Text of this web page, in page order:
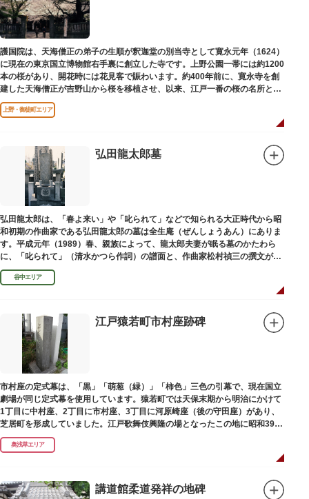
護国院は、天海僧正の弟子の生順が釈迦堂の別当寺として寛永元年（1624）
に現在の東京国立博物館右手裏に創立した寺です。上野公園一帯には約1200
本の桜があり、開花時には花見客で賑わいます。約400年前に、寛永寺を創
建した天海僧正が吉野山から桜を移植させ、以来、江戸一番の桜の名所とし
て今日に及んでいます。
上野・御徒町エリア
弘田龍太郎墓
弘田龍太郎は、「春よ来い」や「叱られて」などで知られる大正時代から昭
和初期の作曲家である弘田龍太郎の墓は全生庵（ぜんしょうあん）にありま
す。平成元年（1989）春、親族によって、龍太郎夫妻が眠る墓のかたわら
に、「叱られて」（清水かつら作詞）の譜面と、作曲家松村禎三の撰文が浮
き彫りされる碑が建立されました。
谷中エリア
江戸猿若町市村座跡碑
市村座の定式幕は、「黒」「萌葱（緑）」「柿色」三色の引幕で、現在国立
劇場が同じ定式幕を使用しています。猿若町では天保末期から明治にかけて
1丁目に中村座、2丁目に市村座、3丁目に河原崎座（後の守田座）があり、
芝居町を形成していました。江戸歌舞伎興隆の場となったこの地に昭和39年
（1964）に跡碑が建てられました。
奥浅草エリア
講道館柔道発祥の地碑